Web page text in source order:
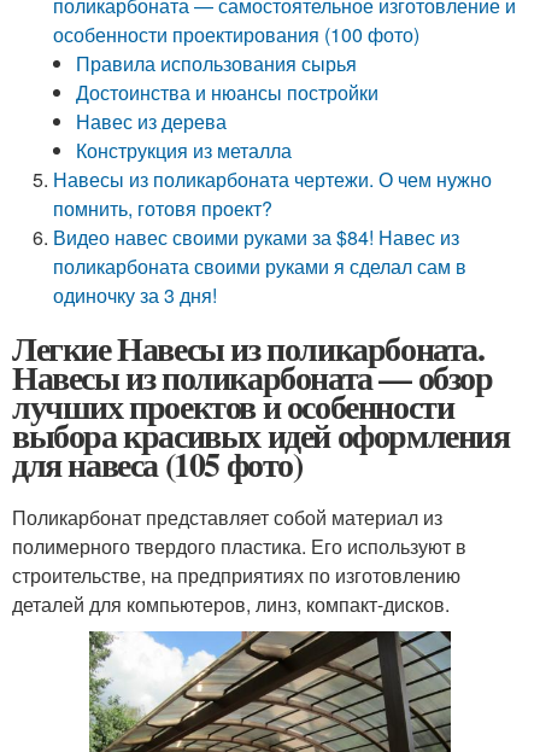
особенности проектирования (100 фото)
Правила использования сырья
Достоинства и нюансы постройки
Навес из дерева
Конструкция из металла
Навесы из поликарбоната чертежи. О чем нужно
помнить, готовя проект?
Видео навес своими руками за $84! Навес из
поликарбоната своими руками я сделал сам в
одиночку за 3 дня!
Легкие Навесы из поликарбоната.
Навесы из поликарбоната — обзор
лучших проектов и особенности
выбора красивых идей оформления
для навеса (105 фото)
Поликарбонат представляет собой материал из
полимерного твердого пластика. Его используют в
строительстве, на предприятиях по изготовлению
деталей для компьютеров, линз, компакт-дисков.